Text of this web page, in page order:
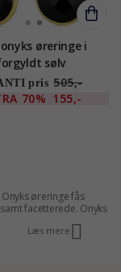
øreringe i
sølv
pris 505,-
70% 155,-
øreringe fås
facetterede. Onyks
sorte onyks er flot
Læs mere